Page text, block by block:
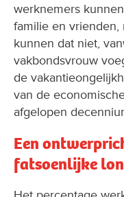
werknemers
familie en vrienden,
kunnen dat niet,
vakbondsvrouw
de
van de
afgelopen
Een
fatsoenlijke